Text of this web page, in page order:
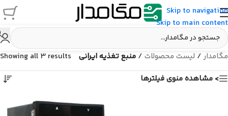
Skip to navigation
Skip to main content
مگامدار/ لیست محصولات / منبع تغذیه ایرانی
Showing all 3 results
> مشاهده منوی فیلترها